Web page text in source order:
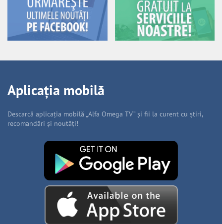
Aplicația mobilă
Descarcă aplicația mobilă „Alfa Omega TV” și fii la curent cu știri,
recomandări și noutăți!